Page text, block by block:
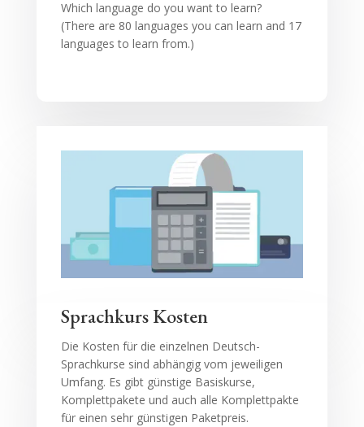
Which language do you want to learn?
(There are 80 languages you can learn and 17
languages to learn from.)
Sprachkurs Kosten
Die Kosten für die einzelnen Deutsch-
Sprachkurse sind abhängig vom jeweiligen
Umfang. Es gibt günstige Basiskurse,
Komplettpakete und auch alle Komplettpakte
für einen sehr günstigen Paketpreis.